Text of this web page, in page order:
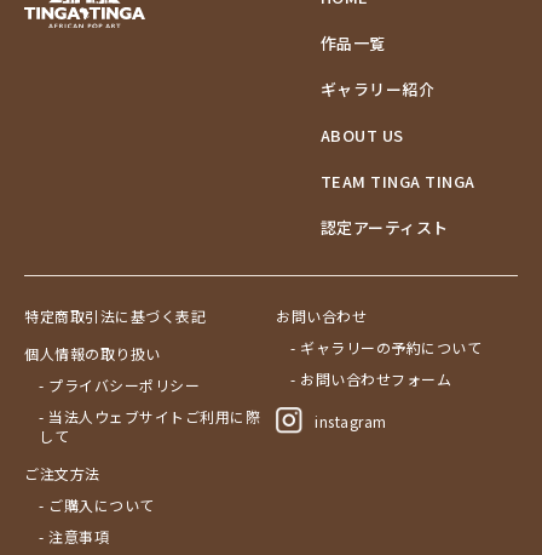
作品一覧
ギャラリー紹介
ABOUT US
TEAM TINGA TINGA
認定アーティスト
特定商取引法に基づく表記
個人情報の取り扱い
- プライバシーポリシー
- 当法人ウェブサイトご利用に際
して
ご注文方法
- ご購入について
- 注意事項
お問い合わせ
- ギャラリーの予約について
- お問い合わせフォーム
instagram